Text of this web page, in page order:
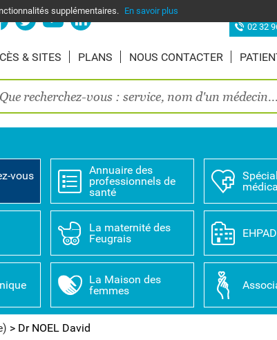
supplémentaires. En savoir plus
02 32
& SITES PLANS NOUS CONTACTER
vous
Annuaire des
professionnels de
santé
La maternité des
Feugrais
EHPAD
La Maison des
femmes
> Dr NOEL David